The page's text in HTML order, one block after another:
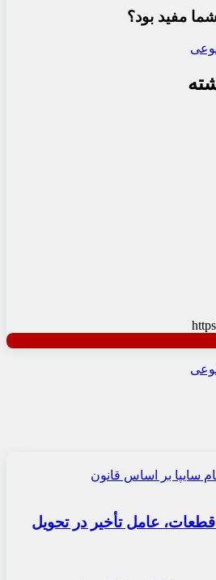
مفید بود؟
عامل تأخیر در تحویل